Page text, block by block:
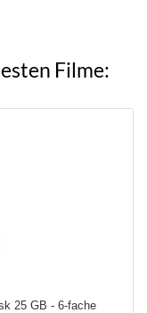
Filme:
25 GB - 6-fache